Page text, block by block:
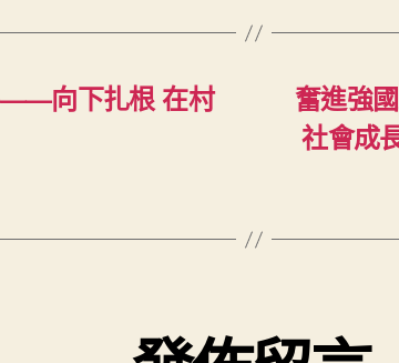
——向下扎根 在村
奮進強
社會成